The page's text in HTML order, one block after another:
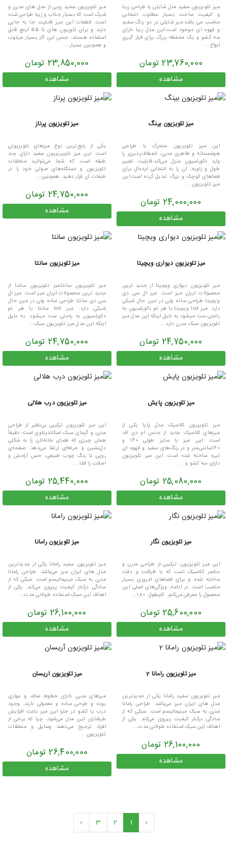
میز تلویزیون سفید مدل شایلی با طراحی زیبا
و کیفیت ساخت بسیار مطلوب انتخابی
مناسب می باشد.میز شایلی در دو رنگ سفید
و قهوه ای موجود است.این مدل زیبا دارای
سه کشو و یک محفظه بزرگ برای قرار گیری
انواع...
23,760,000 تومان
مشاهده
میز تلویزیون سفید روبی از مدل های مدرن و
شیک است که بسیار جذاب و زیبا طراحی شده
است. قطعات این میز قابلیت جا به جایی
دارند و برای تلوزیون های تا 55 اینچ قابل
استفاده هستند، جنس این کار بسیار مرغوب
و همچنین بسیار...
23,850,000 تومان
مشاهده
میز تلویزیون بینگ
این میز تلویزیون متحرک با طراحی
هوشمندانه و ظاهری مدرن، انعطاف‌پذیری را
وارد دکوراسیون منزل می‌کند.قابلیت تغییر
طول و زاویه، آن را به انتخابی ایده‌آل برای
فضاهای کوچک و بزرگ تبدیل کرده است.این
میز تلویزیون...
24,000,000 تومان
مشاهده
میز تلویزیون پرناز
یکی از رایج‌ترین نوع میزهای تلویزیونی
است. این میز تلویریزیون سفید دارای چند
طبقه است که شما می‌توانید متعلقات
تلویزیون و دستگاه‌های صوتی خود را در
طبقات آن قرار دهید. همچنین...
24,750,000 تومان
مشاهده
میز تلویزیون دیواری ویچیتا
میز تلویزیون دیواری ویچیتا از جدید ترین
محصولات ایران میز است. میز ال سی دی
ویچیتا طراحی ساده ولی در عین حال شیکی
دارد. میز lcd ویچیتا با هر تم دکوراسیون به
راحتی ست میشود.به دلیل اینکه این مدل میز
تلویزیون سبک مدرن دارد...
24,750,000 تومان
مشاهده
میز تلویزیون سانتا
میز تلویزیون سانتامیز تلویزیون سانتا از
جدید ترین محصولات ایران میز است. میز ال
سی دی سانتا طراحی ساده ولی در عین حال
شیکی دارد. میز lcd سانتا با هر تم
دکوراسیون به راحتی ست میشود. به دلیل
اینکه این مدل میز تلویزیون سبک...
24,750,000 تومان
مشاهده
میز تلویزیون پایش
میز تلویزیون کلاسیک مدل پایا یکی از
میزهای کلاسیک جدید از جنس ام دی اف
است. این میز با سایز طولی 140 و
160سانتی‌متر و در رنگ‌های سفید و قهوه ای
تیره ساخته شده است. این میز تلویزیون
دارای سه کشو و...
25,080,000 تومان
مشاهده
میز تلویزیون درب هلالی
این میز تلویزیون ترکیبی بی‌نظیر از طراحی
مدرن و گرمای سبک اسکاندیناوی است؛ دقیقاً
همان چیزی که فضای خانه‌تان را به شکلی
دل‌نشین و حرفه‌ای ارتقا می‌دهد. صفحه‌ی
رویی با رنگ چوب طبیعی، حس آرامش و
اصالت را القا...
25,440,000 تومان
مشاهده
میز تلویزیون نگار
این میز تلویزیون، ترکیبی از طراحی مدرن و
عناصر کلاسیک است که با ظرافت و دقت
ساخته شده و برای فضاهای امروزی بسیار
مناسب است. در ادامه، ویژگی‌های اصلی این
محصول را معرفی می‌کنم: کلیطول: 180...
25,600,000 تومان
مشاهده
میز تلویزیون رامانا
میز تلویزیون سفید رامانا یکی از جدیدترین
مدل های ایران میز می‌باشد. طراحی رامانا
مدرن به سبک مینیمالیسم است. سبکی که از
سادگی درکنار کیفیت پیروی می‌کند. یکی از
اهداف این سبک استفاده طولانی مدت...
26,100,000 تومان
مشاهده
میز تلویزیون رامانا 2
میز تلویزیون سفید رامانا یکی از جدیدترین
مدل های ایران میز می‌باشد. طراحی رامانا
مدرن به سبک مینیمالیسم است. سبکی که از
سادگی درکنار کیفیت پیروی می‌کند. یکی از
اهداف این سبک استفاده طولانی مدت...
26,100,000 تومان
مشاهده
میز تلویزیون آریسان
میزهای مدرن دارای خطوط صاف و موازی
بوده و طرحی ساده و معمولی دارند. وجود
درب یا کشو در جلو این میز باعث افزایش
طرفداران این مدل می‌شود، چرا که برخی از
افراد ترجیح می‌دهند وسایل و متعلقات
تلویزیون...
26,400,000 تومان
مشاهده
‹
1
2
3
›